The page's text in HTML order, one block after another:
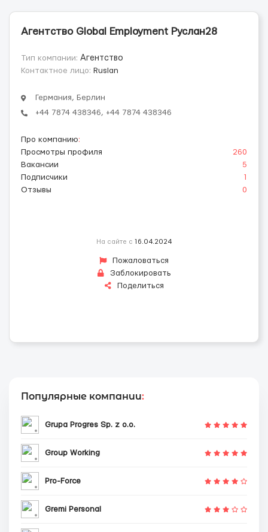
Агентство Global Employment Руслан28
Тип компании: Агентство
Контактное лицо: Ruslan
Германия, Берлин
+44 7874 438346, +44 7874 438346
Про компанию:
Просмотры профиля
260
Вакансии
5
Подписчики
1
Отзывы
0
На сайте с 16.04.2024
Пожаловаться
Заблокировать
Поделиться
Популярные компании:
Grupa Progres Sp. z o.o.
Group Working
Pro-Force
Gremi Personal